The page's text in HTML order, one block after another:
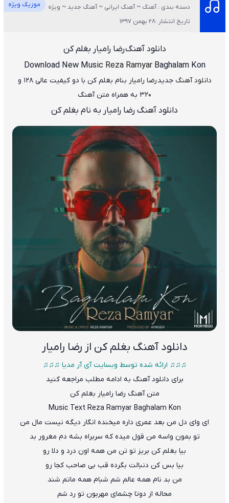
موزیک ویژه
دسته بندی : آهنگ ~ آهنگ ایرانی ~ آهنگ جدید ~ ویژه
تاریخ انتشار :28 بهمن 1397
دانلود آهنگرضا رامیار بغلم کن
Download New Music Reza Ramyar Baghalam Kon
دانلود آهنگ جدیدرضا رامیار بنام بغلم کن
با دو کیفیت عالی ۱۲۸ و
۳۲۰ به همراه متن آهنگ
دانلود آهنگ رضا رامیار به نام بغلم کن
دانلود آهنگ بغلم کن از رضا رامیار
♫♫♫ ارائه شده توسط وبسایت آی آر مدیا ♫♫♫
برای دانلود آهنگ به ادامه مطلب مراجعه کنید
متن آهنگ رضا رامیار بغلم کن
Music Text Reza Ramyar Baghalam Kon
ای وای دل من بعد عمری داره میخنده انگار دیگه نیست مال من
تو بمون واسه من قول میده که سربراه بشه دم مغرور بد
بیا بغلم کن بریز تو تن من همه اون درد و دلا رو
بیا بس کن دنبالت بگرده قب بی صاحب کجا رو
من بد نام همه عالم شم شبام همه ماتم شند
محاله از دوتا چشمای مهربون تو رد شم